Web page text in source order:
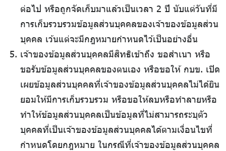
ต่อไป หรือถูกจัดเก็บมาแล้วเป็นเวลา 2 ปี นับแต่วันที่มี
การเก็บรวบรวมข้อมูลส่วนบุคคลของเจ้าของข้อมูลส่วน
บุคคล เว้นแต่จะมีกฎหมายกำหนดไว้เป็นอย่างอื่น
เจ้าของข้อมูลส่วนบุคคลมีสิทธิเข้าถึง ขอสำเนา หรือ
ขอรับข้อมูลส่วนบุคคลของตนเอง หรือขอให้ กบข. เปิด
เผยข้อมูลส่วนบุคคลที่เจ้าของข้อมูลส่วนบุคคลไม่ได้ยิน
ยอมให้มีการเก็บรวบรวม หรือขอให้ลบหรือทำลายหรือ
ทำให้ข้อมูลส่วนบุคคลเป็นข้อมูลที่ไม่สามารถระบุตัว
บุคคลที่เป็นเจ้าของข้อมูลส่วนบุคคลได้ตามเงื่อนไขที่
กำหนดโดยกฎหมาย ในกรณีที่เจ้าของข้อมูลส่วนบุคคล